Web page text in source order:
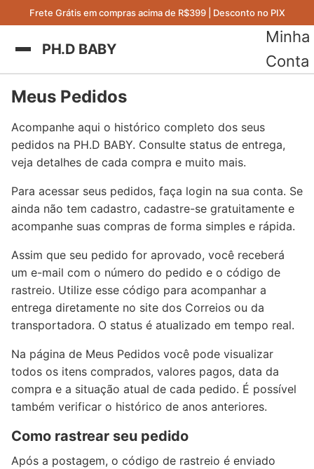
Frete Grátis em compras acima de R$399 | Desconto no PIX
PH.D BABY
Minha
Conta
Meus Pedidos
Acompanhe aqui o histórico completo dos seus
pedidos na PH.D BABY. Consulte status de entrega,
veja detalhes de cada compra e muito mais.
Para acessar seus pedidos, faça login na sua conta. Se
ainda não tem cadastro, cadastre-se gratuitamente e
acompanhe suas compras de forma simples e rápida.
Assim que seu pedido for aprovado, você receberá
um e-mail com o número do pedido e o código de
rastreio. Utilize esse código para acompanhar a
entrega diretamente no site dos Correios ou da
transportadora. O status é atualizado em tempo real.
Na página de Meus Pedidos você pode visualizar
todos os itens comprados, valores pagos, data da
compra e a situação atual de cada pedido. É possível
também verificar o histórico de anos anteriores.
Como rastrear seu pedido
Após a postagem, o código de rastreio é enviado